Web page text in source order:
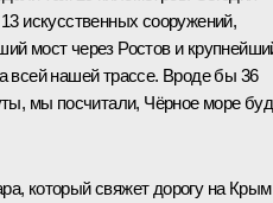
искусственных сооружений,
мост через Ростов и
всей нашей трассе. Вроде бы 36
мы посчитали, Чёрное море
который свяжет дорогу на Крым